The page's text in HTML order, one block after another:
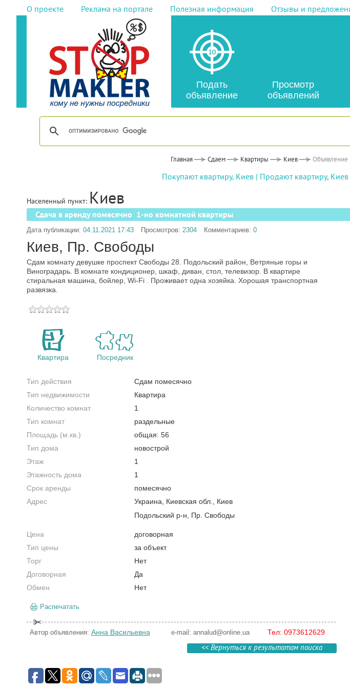
О проекте Реклама на портале Полезная информация Отзывы и
Подать
объявление
Просмотр
объявлений
Главная Сдаем Квартиры Киев Объявление
Покупают квартиру, Киев| Продают квартиру, Киев
Населенный пункт: Киев
Сдача в аренду помесячно 1-но комнатной квартиры
Дата публикации: 04.11.2021 17:43 Просмотров: 2304 Комментариев: 0
Киев, Пр. Свободы
Сдам комнату девушке проспект Свободы 28. Подольский район, Ветряные горы и
Виноградарь. В комнате кондиционер, шкаф, диван, стол, телевизор. В квартире
стиральная машина, бойлер, Wi-Fi . Проживает одна хозяйка. Хорошая транспортная
развязка.
Квартира Посредник
Тип действия
Сдам помесячно
Тип недвижимости
Квартира
Количество комнат
1
Тип комнат
раздельные
Площадь (м.кв.)
общая: 56
Тип дома
новострой
Этаж
1
Этажность дома
1
Срок аренды
помесячно
Адрес
Украина, Киевская обл., Киев
Подольский р-н, Пр. Свободы
Цена
договорная
Тип цены
за объект
Торг
Нет
Договорная
Да
Обмен
Нет
Распечатать
Автор объявления: Анна Васильевна e-mail: annalud@online.ua Тел: 0973612629
<< Вернуться к результатам поиска